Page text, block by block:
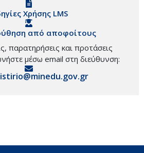
Χρήσης LMS
από αποφοίτους
παρατηρήσεις και προτάσεις
μέσω email στη διεύθυνση: